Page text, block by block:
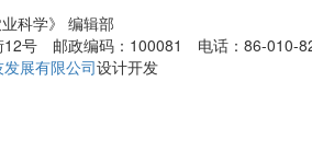
科学》 编辑部
12号 邮政编码：100081 电话：86-010-
展有限公司设计开发